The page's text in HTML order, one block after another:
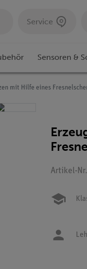
Service
Sensoren &
mit Hilfe eines
Artikel-